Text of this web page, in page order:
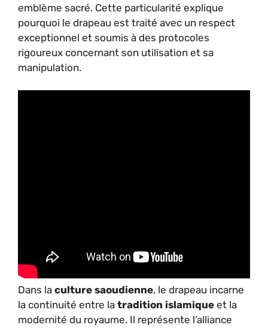
emblème sacré. Cette particularité explique
pourquoi le drapeau est traité avec un respect
exceptionnel et soumis à des protocoles
rigoureux concernant son utilisation et sa
manipulation.
Dans la culture saoudienne, le drapeau incarne
la continuité entre la tradition islamique et la
modernité du royaume. Il représente l’alliance